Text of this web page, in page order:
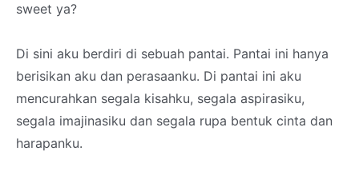
sweet ya?
Di sini aku berdiri di sebuah pantai. Pantai ini hanya
berisikan aku dan perasaanku. Di pantai ini aku
mencurahkan segala kisahku, segala aspirasiku,
segala imajinasiku dan segala rupa bentuk cinta dan
harapanku.